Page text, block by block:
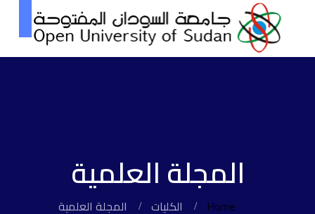
المجلة العلمية
Home الكليات المجلة العلمية